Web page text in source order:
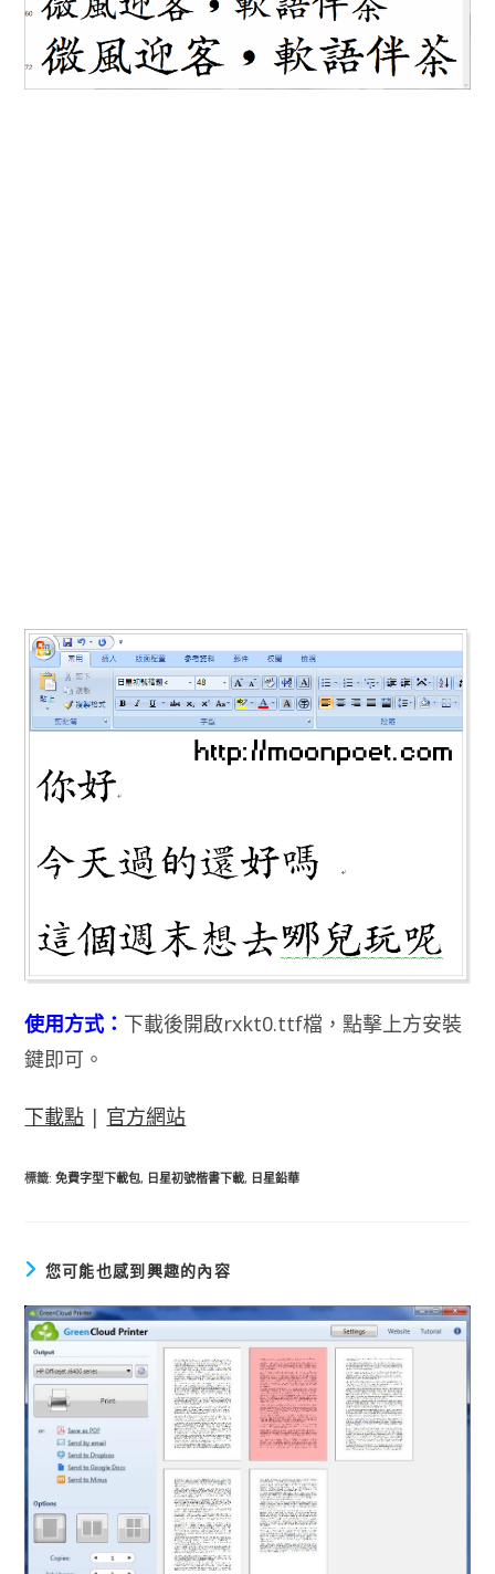
使用方式： 下載後開啟rxkt0.ttf檔，點擊上方安裝
鍵即可。
下載點 | 官方網站
標籤:免費字型下載包, 日星初號楷書下載, 日星鉛華
您可能也感到興趣的內容